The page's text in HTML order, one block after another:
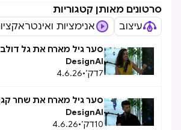
סרטונים מאותן קטגוריות
עיצוב
אנימציות
סער גיל מארח את גל
DesignAI
7דק׳•
4.6.26
סער גיל מארח את שחר
DesignAI
10דק׳•
4.6.26